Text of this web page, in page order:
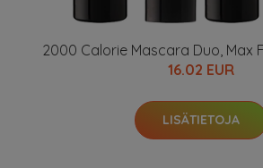
2000 Calorie Mascara Duo, Max
16.02 EUR
LISÄTIETOJA